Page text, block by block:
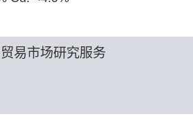
易市场研究服务